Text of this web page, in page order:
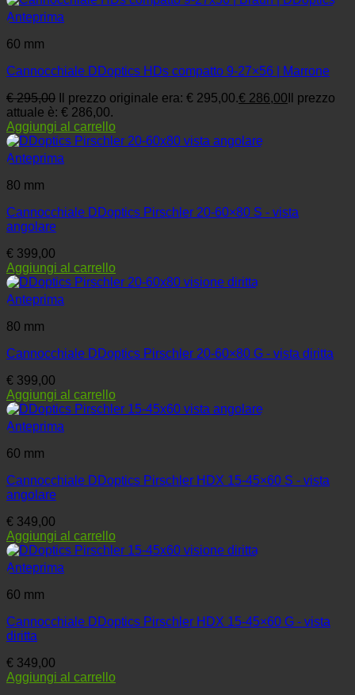
Anteprima
60 mm
Cannocchiale DDoptics HDs compatto 9-27×56 | Marrone
€295,00 Il prezzo originale era: € 295,00.€ 286,00 Il prezzo
attuale è: € 286,00.
Aggiungi al carrello
Anteprima
80 mm
Cannocchiale DDoptics Pirschler 20-60×80 S - vista
angolare
€ 399,00
Aggiungi al carrello
Anteprima
80 mm
Cannocchiale DDoptics Pirschler 20-60×80 G - vista diritta
€ 399,00
Aggiungi al carrello
Anteprima
60 mm
Cannocchiale DDoptics Pirschler HDX 15-45×60 S - vista
angolare
€ 349,00
Aggiungi al carrello
Anteprima
60 mm
Cannocchiale DDoptics Pirschler HDX 15-45×60 G - vista
diritta
€ 349,00
Aggiungi al carrello